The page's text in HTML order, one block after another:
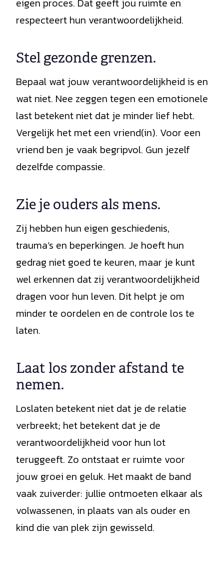
respecteert hun verantwoordelijkheid.
Stel gezonde grenzen.
Bepaal wat jouw verantwoordelijkheid is en
wat niet. Nee zeggen tegen een emotionele
last betekent niet dat je minder lief hebt.
Vergelijk het met een vriend(in). Voor een
vriend ben je vaak begripvol. Gun jezelf
dezelfde compassie.
Zie je ouders als mens.
Zij hebben hun eigen geschiedenis,
trauma’s en beperkingen. Je hoeft hun
gedrag niet goed te keuren, maar je kunt
wel erkennen dat zij verantwoordelijkheid
dragen voor hun leven. Dit helpt je om
minder te oordelen en de controle los te
laten.
Laat los zonder afstand te
nemen.
Loslaten betekent niet dat je de relatie
verbreekt; het betekent dat je de
verantwoordelijkheid voor hun lot
teruggeeft. Zo ontstaat er ruimte voor
jouw groei en geluk. Het maakt de band
vaak zuiverder: jullie ontmoeten elkaar als
volwassenen, in plaats van als ouder en
kind die van plek zijn gewisseld.